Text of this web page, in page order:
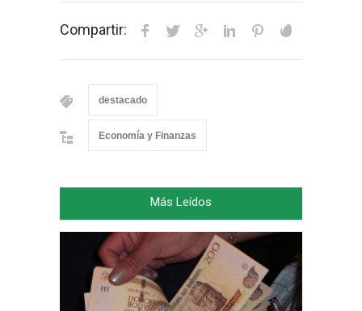
Compartir:
destacado
Economía y Finanzas
Más Leídos